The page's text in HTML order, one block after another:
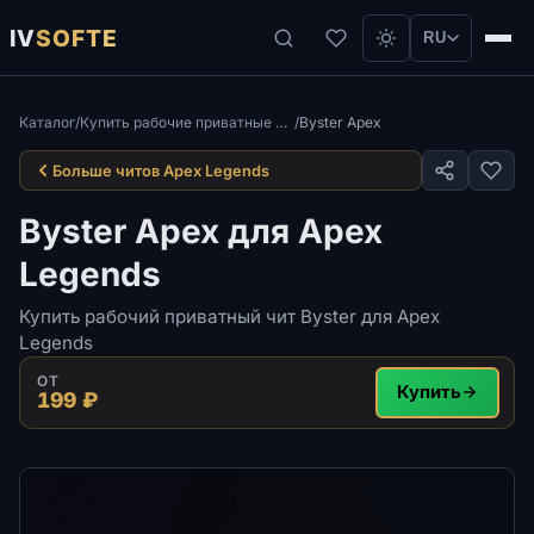
IVSOFTE RU
Каталог/ Купить рабочие приватные читы для игры Apex Legends /Byster Apex
Больше читов Apex Legends
Byster Apex для Apex
Legends
Купить рабочий приватный чит Byster для Apex
Legends
ОТ
199 ₽ Купить